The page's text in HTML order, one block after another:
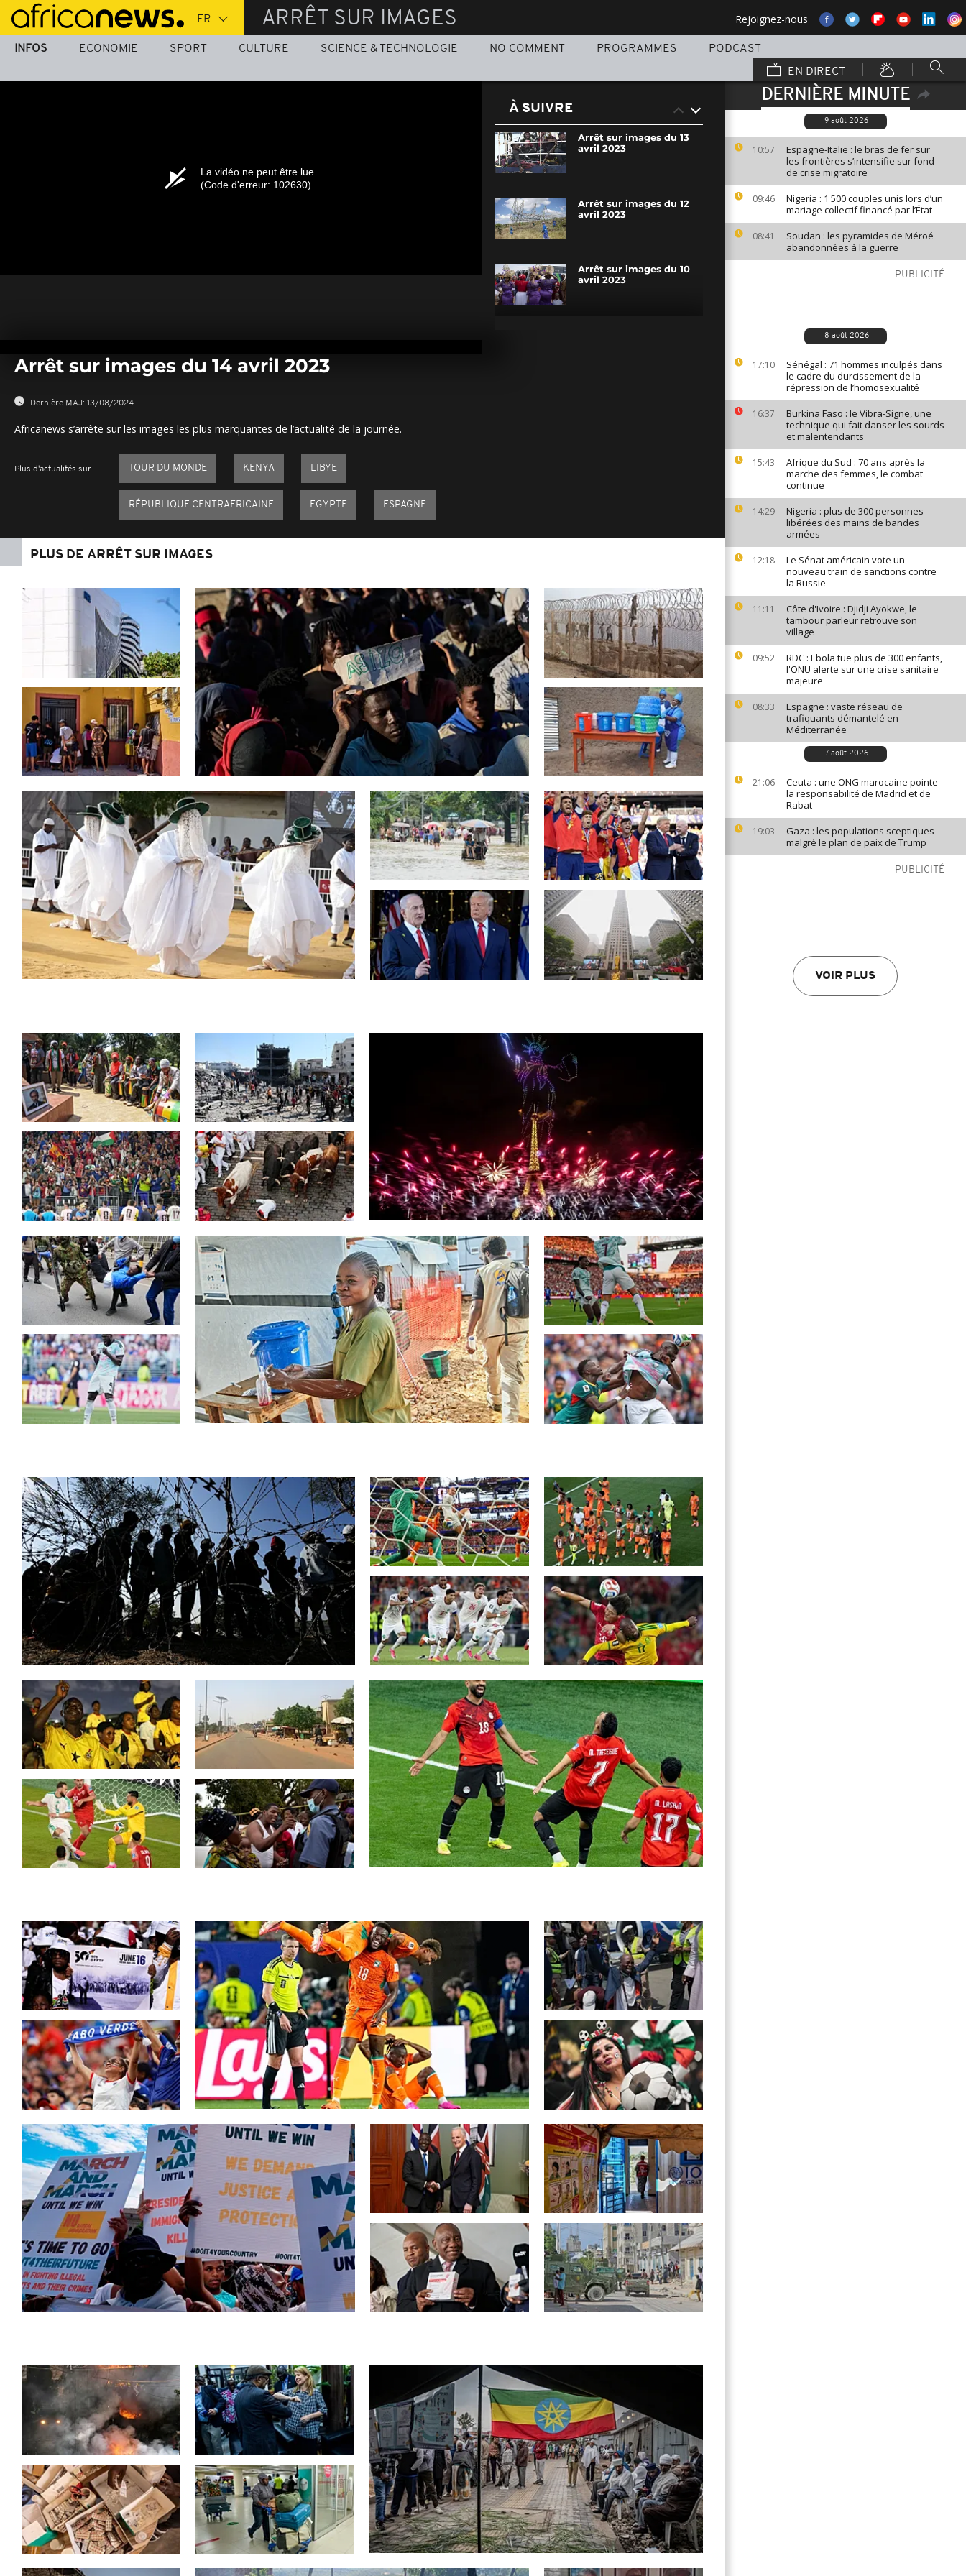
Passer
au
contenu
ARRÊT SUR IMAGES Rejoignez-nous
INFOS ECONOMIE SPORT CULTURE SCIENCE & TECHNOLOGIE NO COMMENT PROGRAMMES
PODCAST
EN DIRECT
DERNIÈRE MINUTE
9 août 2026
10:57
Espagne-Italie : le bras de fer sur
les frontières s’intensifie sur fond
de crise migratoire
09:46
Nigeria : 1 500 couples unis lors d’un
mariage collectif financé par l’État
08:41
Soudan : les pyramides de Méroé
abandonnées à la guerre
PUBLICITÉ
8 août 2026
17:10
Sénégal : 71 hommes inculpés dans
le cadre du durcissement de la
répression de l’homosexualité
16:37
Burkina Faso : le Vibra-Signe, une
technique qui fait danser les sourds
et malentendants
15:43
Afrique du Sud : 70 ans après la
marche des femmes, le combat
continue
14:29
Nigeria : plus de 300 personnes
libérées des mains de bandes
armées
12:18
Le Sénat américain vote un
nouveau train de sanctions contre
la Russie
11:11
Côte d'Ivoire : Djidji Ayokwe, le
tambour parleur retrouve son
village
09:52
RDC : Ebola tue plus de 300 enfants,
l'ONU alerte sur une crise sanitaire
majeure
08:33
Espagne : vaste réseau de
trafiquants démantelé en
Méditerranée
7 août 2026
21:06
Ceuta : une ONG marocaine pointe
la responsabilité de Madrid et de
Rabat
19:03
Gaza : les populations sceptiques
malgré le plan de paix de Trump
PUBLICITÉ
VOIR PLUS
La vidéo ne peut être lue.
(Code d'erreur: 102630)
Arrêt sur images du 14 avril 2023
Dernière MAJ: 13/08/2024
Africanews s’arrête sur les images les plus marquantes de l’actualité de la journée.
Plus d'actualités sur TOUR DU MONDE KENYA LIBYE
RÉPUBLIQUE CENTRAFRICAINE EGYPTE ESPAGNE
À SUIVRE
Arrêt sur images du 13
avril 2023
Arrêt sur images du 12
avril 2023
Arrêt sur images du 10
avril 2023
PLUS DE ARRÊT SUR IMAGES